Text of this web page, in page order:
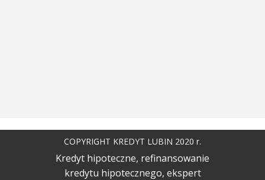
COPYRIGHT KREDYT LUBIN 2020 r.
Kredyt hipoteczne, refinansowanie
kredytu hipotecznego, ekspert